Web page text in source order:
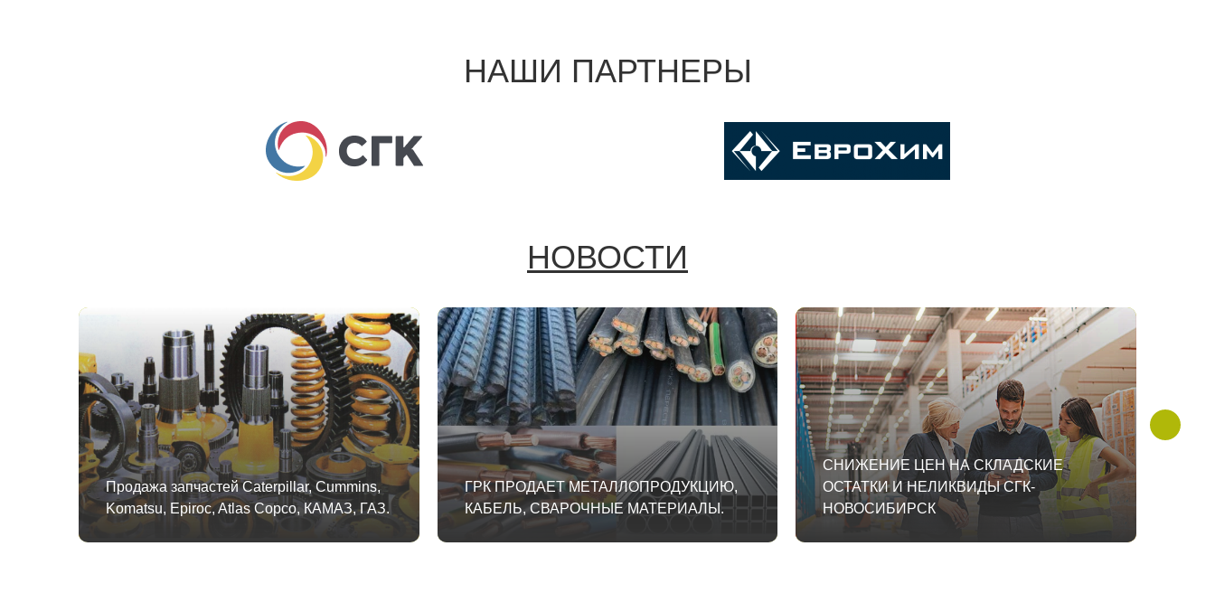
НАШИ ПАРТНЕРЫ
НОВОСТИ
Продажа запчастей Caterpillar, Cummins,
Komatsu, Epiroc, Atlas Copco, КАМАЗ, ГАЗ.
ГРК ПРОДАЕТ МЕТАЛЛОПРОДУКЦИЮ,
КАБЕЛЬ, СВАРОЧНЫЕ МАТЕРИАЛЫ.
СНИЖЕНИЕ ЦЕН НА СКЛАДСКИЕ
ОСТАТКИ И НЕЛИКВИДЫ СГК-
НОВОСИБИРСК